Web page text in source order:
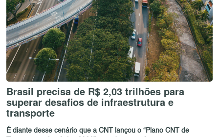
Brasil precisa de R$ 2,03 trilhões para
superar desafios de infraestrutura e
transporte
É diante desse cenário que a CNT lançou o “Plano CNT de